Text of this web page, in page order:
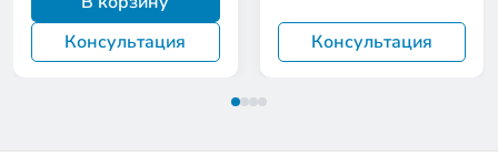
Консультация
Консультация